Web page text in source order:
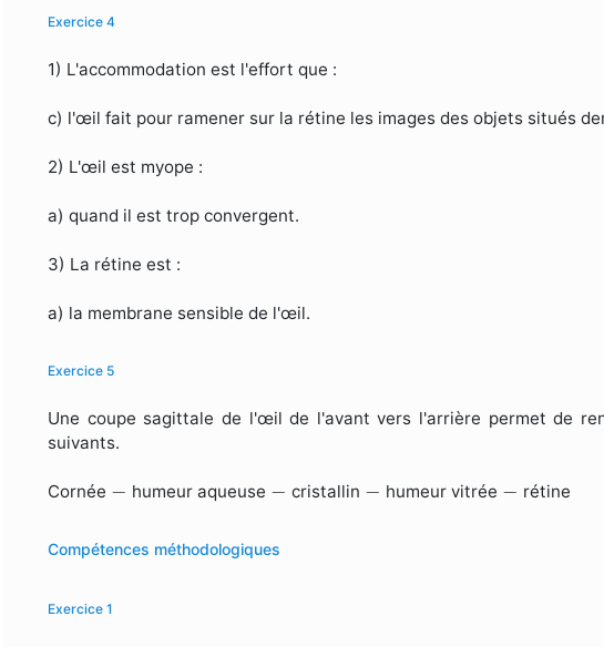
Exercice 4
1) L'accommodation est l'effort que :
c) l'œil fait pour ramener sur la rétine les images des objets situés
2) L'œil est myope :
a) quand il est trop convergent.
3) La rétine est :
a) la membrane sensible de l'œil.
Exercice 5
Une coupe sagittale de l'œil de l'avant vers l'arrière permet de
suivants.
Cornée − humeur aqueuse − cristallin − humeur vitrée − rétine
Compétences méthodologiques
Exercice 1